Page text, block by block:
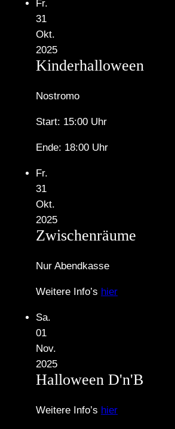
Fr.
31
Okt.
2025
Kinderhalloween
Nostromo
Start: 15:00 Uhr
Ende: 18:00 Uhr
Fr.
31
Okt.
2025
Zwischenräume
Nur Abendkasse
Weitere Info’s hier
Sa.
01
Nov.
2025
Halloween D'n'B
Weitere Info’s hier